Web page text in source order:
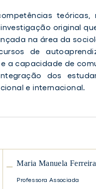
original
na área da
de
a capacidade de
dos
e internacional.
Maria Manuela
Professora Associada